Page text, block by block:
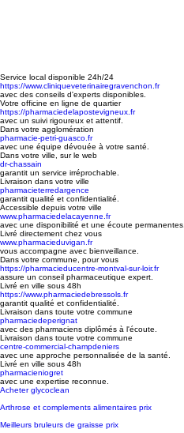
Service local disponible 24h/24
https://www.cliniqueveterinairegravenchon.fr
avec des conseils d'experts disponibles.
Votre officine en ligne de quartier
https://pharmaciedelapostevigneux.fr
avec un suivi rigoureux et attentif.
Dans votre agglomération
pharmacie-petri-guasco.fr
avec une équipe dévouée à votre santé.
Dans votre ville, sur le web
dr-chassain
garantit un service irréprochable.
Livraison dans votre ville
pharmacieterredargence
garantit qualité et confidentialité.
Accessible depuis votre ville
www.pharmaciedelacayenne.fr
avec une disponibilité et une écoute permanentes.
Livré directement chez vous
www.pharmacieduvigan.fr
vous accompagne avec bienveillance.
Dans votre commune, pour vous
https://pharmacieducentre-montval-sur-loir.fr
assure un conseil pharmaceutique expert.
Livré en ville sous 48h
https://www.pharmaciedebressols.fr
garantit qualité et confidentialité.
Livraison dans toute votre commune
pharmaciedeperignat
avec des pharmaciens diplômés à l'écoute.
Livraison dans toute votre commune
centre-commercial-champdeniers
avec une approche personnalisée de la santé.
Livré en ville sous 48h
pharmacieniogret
avec une expertise reconnue.
Acheter glycoclean
Arthrose et complements alimentaires prix
Meilleurs bruleurs de graisse prix